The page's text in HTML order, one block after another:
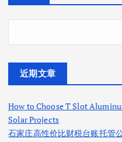
近期文章
How to Choose T Slot
Solar Projects
石家庄高性价比财税台账托管